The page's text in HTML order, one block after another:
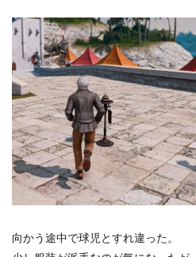
向かう途中で球児とすれ違った。